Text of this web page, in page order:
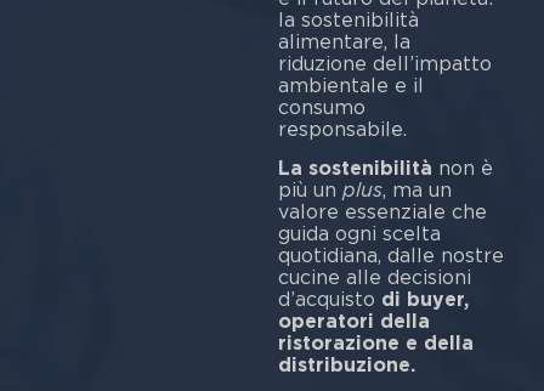
la sostenibilità
alimentare, la
riduzione dell’impatto
ambientale e il
consumo
La sostenibilità non è
più un plus, ma un
valore essenziale che
guida ogni scelta
quotidiana, dalle nostre
cucine alle decisioni
d’acquisto di buyer,
operatori della
ristorazione e della
distribuzione.